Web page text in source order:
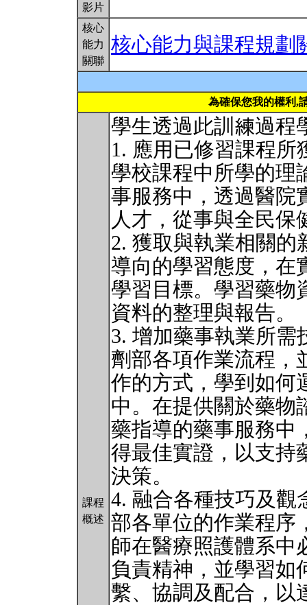
影片
核心
能力
關聯
核心能力與課程規劃
為確保您我的權利,
課程
概述
學生透過此訓練過程
1. 應用已修習課程
學校課程中所學的理
事服務中，透過醫院
人才，從事與全民保
2. 獲取與執業相關的
導向的學習態度，在
學習目標。學習藥物
資料的整理與報告。
3. 增加藥事執業所需
劑部各項作業流程，
作的方式，學到如何
中。在提供關於藥物
藥指導的藥事服務中
得最佳實證，以支持
決策。
4. 融合各種技巧及觀
部各單位的作業程序
師在醫療照護體系中
負責精神，並學習如
繫、協調及配合，以